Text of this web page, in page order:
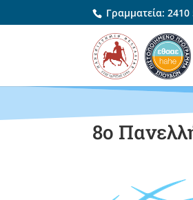
Γραμματεία:2410
8ο